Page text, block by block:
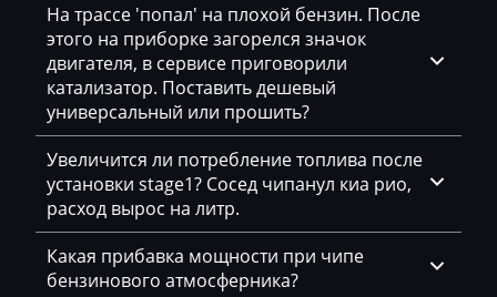
BYD
Cadillac
Camc
Case
Caterpillar
CFMoto
Challenger
Bosch MED17.1.10
Bosch MED17.1.27
Bosch MED17.1.61
Bosch MED17.5.25
Bosch MED9.1.x
Bosch MED9.5.x
4E0907560_0261201149_376044
4E0907560_0261207256_366921
4E0907560_0261207256_367294
4E0907560_0261207257_369023
4E0907560_0261207257_393275
4E0907560_0261207890_366864
4E0907560_0261207891_366899
На трассе 'попал' на плохой бензин. После
этого на приборке загорелся значок
двигателя, в сервисе приговорили
катализатор. Поставить дешевый
универсальный или прошить?
Увеличится ли потребление топлива после
установки stage1? Сосед чипанул киа рио,
расход вырос на литр.
Какая прибавка мощности при чипе
бензинового атмосферника?